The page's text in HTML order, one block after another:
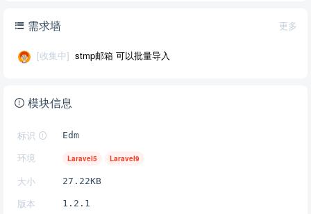
更多
需求墙
[收集中] stmp邮箱 可以批量导入
模块信息
标识 Edm
环境 Laravel5 Laravel9
大小 27.22KB
版本 1.2.1